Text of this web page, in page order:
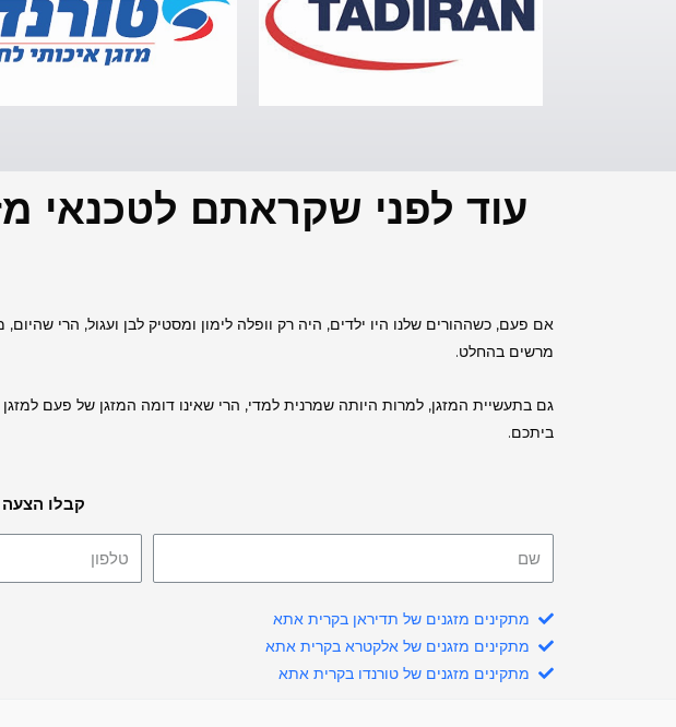
עוד לפני שקראתם לטכנאי
אם פעם, כשההורים שלנו היו ילדים, היה רק וופלה לימון ומסטיק לבן ועגול, הרי
מרשים בהחלט.
גם בתעשיית המזגן, למרות היותה שמרנית למדי, הרי שאינו דומה המזגן של פעם
ביתכם.
קבלו
מתקינים מזגנים של תדיראן בקרית אתא
מתקינים מזגנים של אלקטרא בקרית אתא
מתקינים מזגנים של טורנדו בקרית אתא